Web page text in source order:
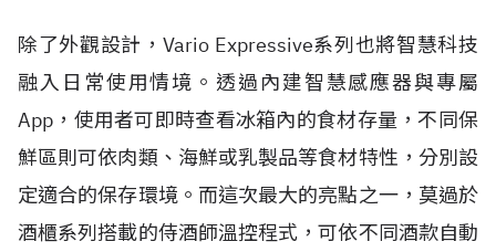
除了外觀設計，Vario Expressive系列也將智慧科技
融入日常使用情境。透過內建智慧感應器與專屬
App，使用者可即時查看冰箱內的食材存量，不同保
鮮區則可依肉類、海鮮或乳製品等食材特性，分別設
定適合的保存環境。而這次最大的亮點之一，莫過於
酒櫃系列搭載的侍酒師溫控程式，可依不同酒款自動